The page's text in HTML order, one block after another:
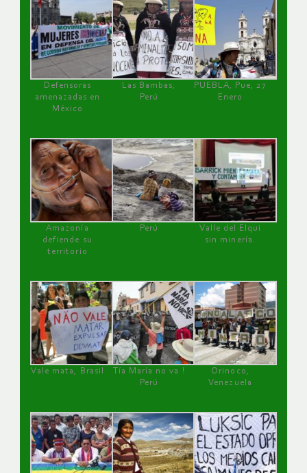
Defensoras
amenazadas en
México
Las Bambas,
Perú
PUEBLA, Pue, 27
Enero
Amazonía
defiende su
territorio
Perú
Valle del Elqui
sin minería.
Vale mata, Brasil
Tía María no va !
Perú
Orinoco,
Venezuela